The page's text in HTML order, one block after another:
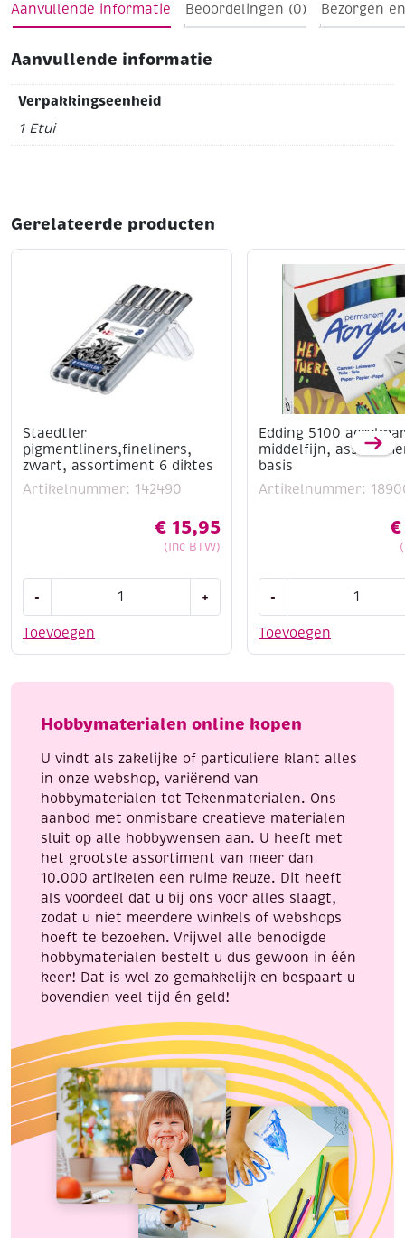
Aanvullende informatie Beoordelingen (0) Bezorgen
Aanvullende informatie
Verpakkingseenheid
1 Etui
Gerelateerde producten
Staedtler
pigmentliners,fineliners,
zwart, assortiment 6 diktes
Artikelnummer: 142490
€ 15,95
(Inc BTW)
Toevoegen
-
pigmentliners,fineliners,
zwart,
diktes
+
Edding 5100
middelfijn,
basis
Artikelnummer:
€
Toevoegen
-
acrylmarkers
basis
Hobbymaterialen online kopen
U vindt als zakelijke of particuliere klant alles
in onze webshop, variërend van
hobbymaterialen tot Tekenmaterialen. Ons
aanbod met onmisbare creatieve materialen
sluit op alle hobbywensen aan. U heeft met
het grootste assortiment van meer dan
10.000 artikelen een ruime keuze. Dit heeft
als voordeel dat u bij ons voor alles slaagt,
zodat u niet meerdere winkels of webshops
hoeft te bezoeken. Vrijwel alle benodigde
hobbymaterialen bestelt u dus gewoon in één
keer! Dat is wel zo gemakkelijk en bespaart u
bovendien veel tijd én geld!